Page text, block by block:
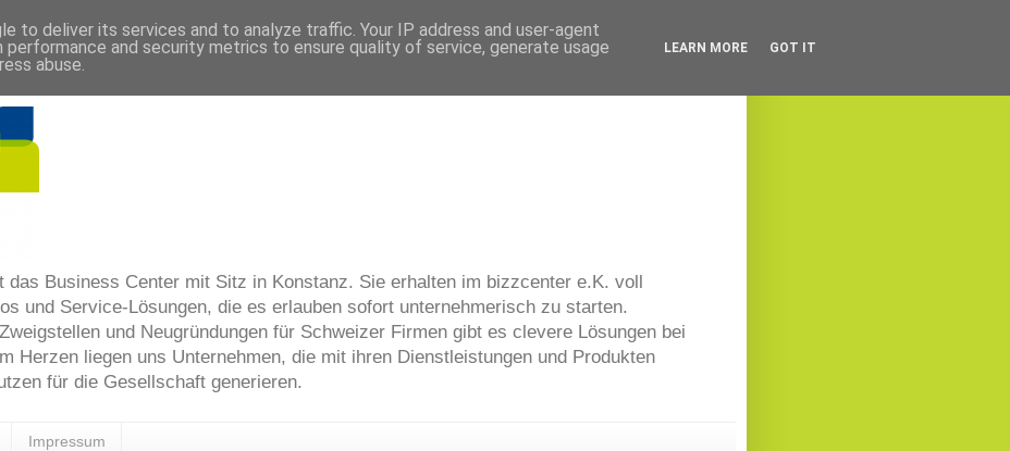
das Business Center mit Sitz in Konstanz. Sie erhalten im bizzcenter e.K. voll
und Service-Lösungen, die es erlauben sofort unternehmerisch zu starten.
und Neugründungen für Schweizer Firmen gibt es clevere Lösungen bei
Herzen liegen uns Unternehmen, die mit ihren Dienstleistungen und Produkten
für die Gesellschaft generieren.
Impressum
to deliver its services and to analyze traffic. Your IP address and user-agent
performance and security metrics to ensure quality of service, generate usage
abuse.
LEARN MORE GOT IT